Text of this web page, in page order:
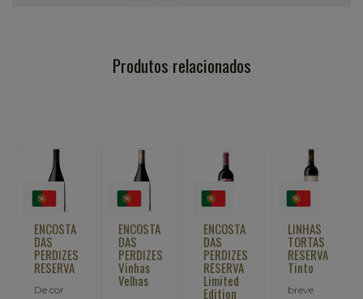
Produtos relacionados
ENCOSTA
DAS
PERDIZES
RESERVA
De cor
ENCOSTA
DAS
PERDIZES
Vinhas
Velhas
ENCOSTA
DAS
PERDIZES
RESERVA
Limited
Edition
LINHAS
TORTAS
RESERVA
Tinto
breve